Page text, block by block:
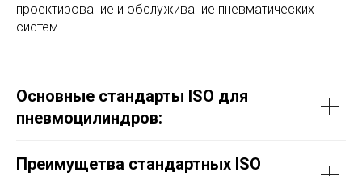
проектирование и обслуживание пневматических
систем.
Основные стандарты ISO для
пневмоцилиндров:
Преимущетва стандартных ISO